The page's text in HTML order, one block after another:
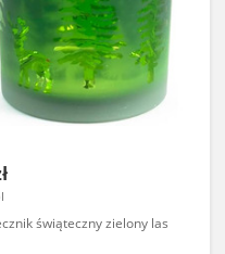
świąteczny zielony las